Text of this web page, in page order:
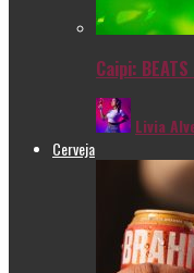
Caipi:
Livia
Cerveja